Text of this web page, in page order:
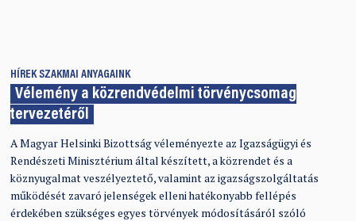
HÍREK SZAKMAI ANYAGAINK
Vélemény a közrendvédelmi törvénycsomag
tervezetéről
A Magyar Helsinki Bizottság véleményezte az Igazságügyi és
Rendészeti Minisztérium által készített, a közrendet és a
köznyugalmat veszélyeztető, valamint az igazságszolgáltatás
működését zavaró jelenségek elleni hatékonyabb fellépés
érdekében szükséges egyes törvények módosításáról szóló